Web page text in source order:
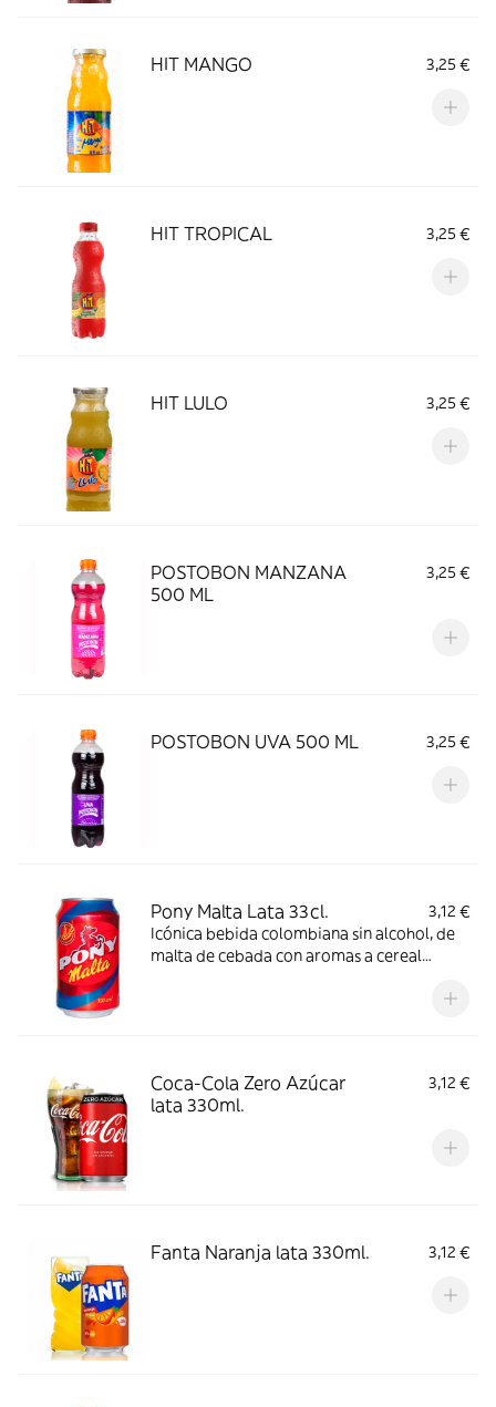
HIT MANGO 3,25 €
HIT TROPICAL 3,25 €
HIT LULO 3,25 €
POSTOBON MANZANA
500 ML
3,25 €
POSTOBON UVA 500 ML 3,25 €
Pony Malta Lata 33cl.
3,12 €
Icónica bebida colombiana sin alcohol, de
malta de cebada con aromas a cereal
Coca-Cola Zero Azúcar
lata 330ml.
3,12 €
Fanta Naranja lata 330ml. 3,12 €